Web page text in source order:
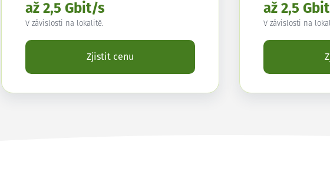
až 2,5 Gbit/s
V závislosti na lokalitě.
Zjistit cenu
až 2,5
V závislosti na